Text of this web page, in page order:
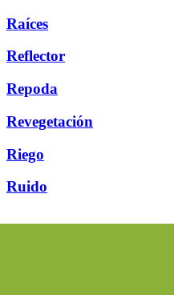
Raíces
Reflector
Repoda
Revegetación
Riego
Ruido